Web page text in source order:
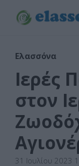
Ελασσόνα
Ιερές
στον
31 Ιουλίου 2023